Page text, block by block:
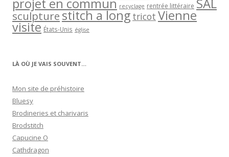
projet en commun recyclage rentrée littéraire SAL
sculpturestitch a long tricot Vienne
visite États-Unis église
LÀ OÙ JE VAIS SOUVENT…
Mon site de préhistoire
Bluesy
Brodineries et charivaris
Brodstitch
Capucine O
Cathdragon